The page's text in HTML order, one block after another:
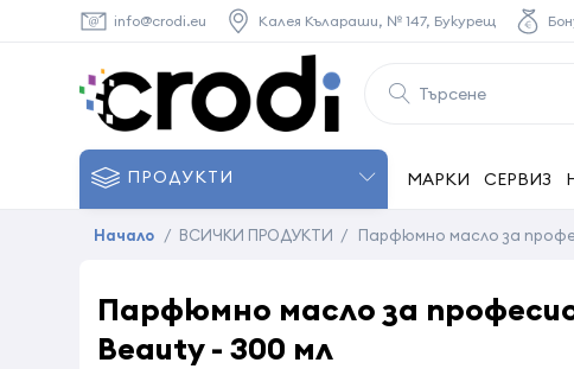
info@crodi.eu Калея Кълараши, № 147, Букурещ
ПРОДУКТИ МАРКИ СЕРВИЗ
Начало / ВСИЧКИ ПРОДУКТИ / Парфюмно масло за
Парфюмно масло за
Beauty - 300 мл